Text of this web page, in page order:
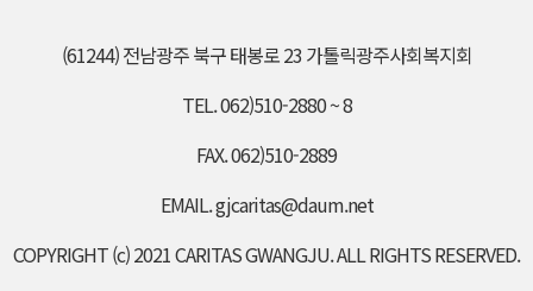
(61244) 전남광주 북구 태봉로 23 가톨릭광주사회복지회
TEL. 062)510-2880 ~ 8
FAX. 062)510-2889
EMAIL. gjcaritas@daum.net
COPYRIGHT (c) 2021 CARITAS GWANGJU. ALL RIGHTS RESERVED.​